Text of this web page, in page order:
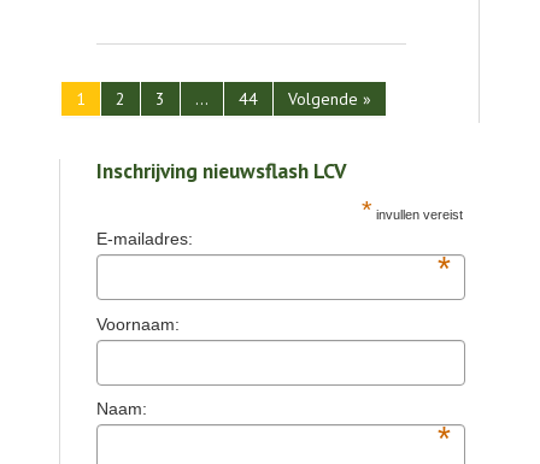
1 2 3 … 44 Volgende »
Inschrijving nieuwsflash LCV
* invullen vereist
E-mailadres:
*
Voornaam:
Naam:
*